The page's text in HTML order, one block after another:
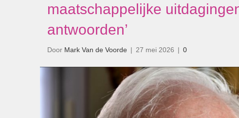
maatschappelijke
antwoorden’
Door Mark Van de Voorde | 27 mei 2026 | 0